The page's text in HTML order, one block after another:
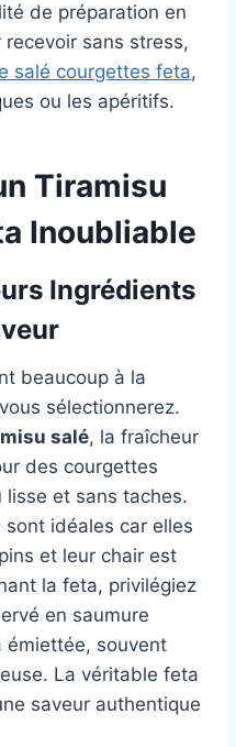
de préparation en
sans stress,
salé courgettes feta,
ou les apéritifs.
Tiramisu
Inoubliable
Ingrédients
beaucoup à la
sélectionnerez.
salé, la fraîcheur
des courgettes
lisse et sans taches.
idéales car elles
et leur chair est
la feta, privilégiez
en saumure
émiettée, souvent
La véritable feta
saveur authentique